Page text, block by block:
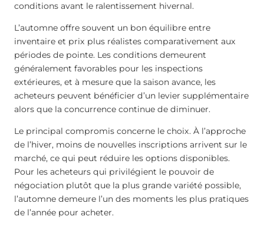
conditions avant le ralentissement hivernal.
L’automne offre souvent un bon équilibre entre
inventaire et prix plus réalistes comparativement aux
périodes de pointe. Les conditions demeurent
généralement favorables pour les inspections
extérieures, et à mesure que la saison avance, les
acheteurs peuvent bénéficier d’un levier supplémentaire
alors que la concurrence continue de diminuer.
Le principal compromis concerne le choix. À l’approche
de l’hiver, moins de nouvelles inscriptions arrivent sur le
marché, ce qui peut réduire les options disponibles.
Pour les acheteurs qui privilégient le pouvoir de
négociation plutôt que la plus grande variété possible,
l’automne demeure l’un des moments les plus pratiques
de l’année pour acheter.